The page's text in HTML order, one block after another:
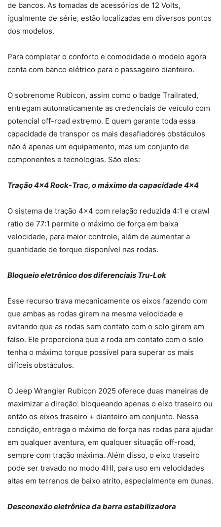
de bancos. As tomadas de acessórios de 12 Volts,
igualmente de série, estão localizadas em diversos pontos
dos modelos.
Para completar o conforto e comodidade o modelo agora
conta com banco elétrico para o passageiro dianteiro.
O sobrenome Rubicon, assim como o badge Trailrated,
entregam automaticamente as credenciais de veículo com
potencial off-road extremo. E quem garante toda essa
capacidade de transpor os mais desafiadores obstáculos
não é apenas um equipamento, mas um conjunto de
componentes e tecnologias. São eles:
Tração 4×4 Rock-Trac, o máximo da capacidade 4×4
O sistema de tração 4×4 com relação reduzida 4:1 e crawl
ratio de 77:1 permite o máximo de força em baixa
velocidade, para maior controle, além de aumentar a
quantidade de torque disponível nas rodas.
Bloqueio eletrônico dos diferenciais Tru-Lok
Esse recurso trava mecanicamente os eixos fazendo com
que ambas as rodas girem na mesma velocidade e
evitando que as rodas sem contato com o solo girem em
falso. Ele proporciona que a roda em contato com o solo
tenha o máximo torque possível para superar os mais
difíceis obstáculos.
O Jeep Wrangler Rubicon 2025 oferece duas maneiras de
maximizar a direção: bloqueando apenas o eixo traseiro ou
então os eixos traseiro + dianteiro em conjunto. Nessa
condição, entrega o máximo de força nas rodas para ajudar
em qualquer aventura, em qualquer situação off-road,
sempre com tração máxima. Além disso, o eixo traseiro
pode ser travado no modo 4HI, para uso em velocidades
altas em terrenos de baixo atrito, especialmente em dunas.
Desconexão eletrônica da barra estabilizadora